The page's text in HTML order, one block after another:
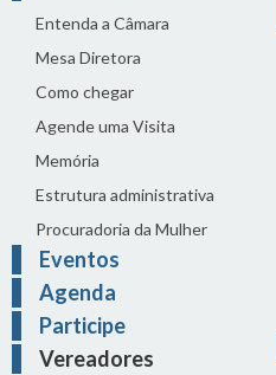
Entenda a Câmara
Mesa Diretora
Como chegar
Agende uma Visita
Memória
Estrutura administrativa
Procuradoria da Mulher
Eventos
Agenda
Participe
Vereadores